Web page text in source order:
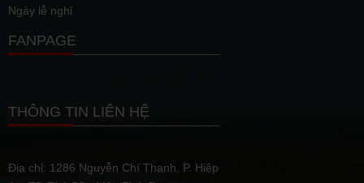
Ngày lễ nghỉ
FANPAGE
THÔNG TIN LIÊN HỆ
Địa chỉ: 1286 Nguyễn Chí Thanh, P. Hiệp